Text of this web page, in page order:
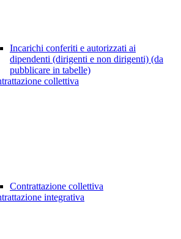
Incarichi conferiti e autorizzati ai
dipendenti (dirigenti e non dirigenti) (da
pubblicare in tabelle)
collettiva
Contrattazione collettiva
integrativa